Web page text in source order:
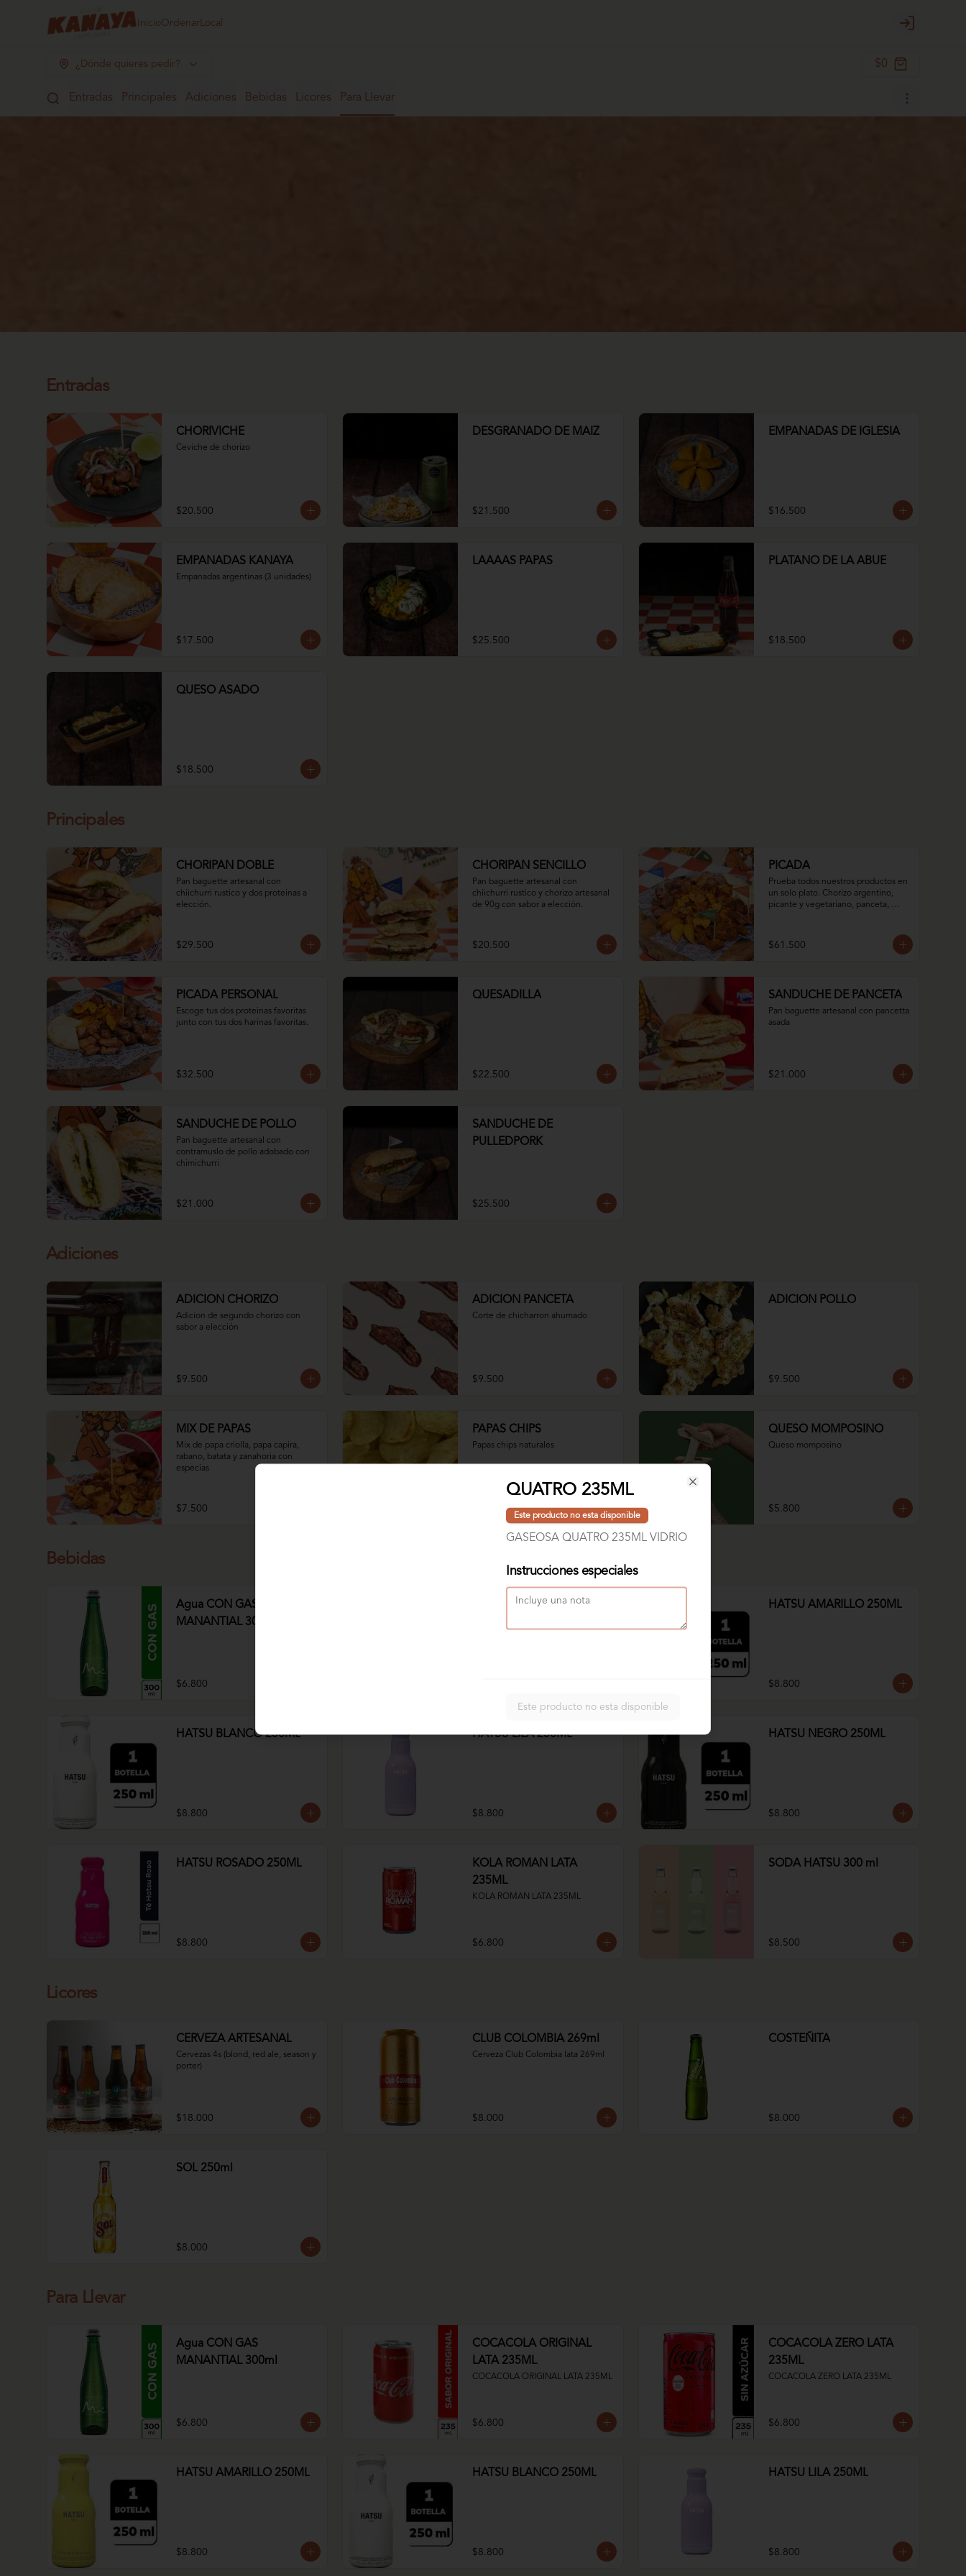
InicioOrdenar Local
Login
¿Dónde quieres pedir? $0
Entradas Principales Adiciones Bebidas Licores Para Llevar
Entradas
CHORIVICHE
Ceviche de chorizo
$20.500
DESGRANADO DE MAIZ
$21.500
EMPANADAS DE IGLESIA
$16.500
EMPANADAS KANAYA
Empanadas argentinas (3 unidades)
$17.500
LAAAAS PAPAS
$25.500
PLATANO DE LA ABUE
$18.500
QUESO ASADO
$18.500
Principales
CHORIPAN DOBLE
Pan baguette artesanal con
chiichurri rustico y dos proteinas a
elección.
$29.500
CHORIPAN SENCILLO
Pan baguette artesanal con
chiichurri rustico y chorizo artesanal
de 90g con sabor a elección.
$20.500
PICADA
Prueba todos nuestros productos en
un solo plato. Chorizo argentino,
picante y vegetariano, panceta,
momposino y nuestro mix de papas.
$61.500
PICADA PERSONAL
Escoge tus dos proteinas favoritas
junto con tus dos harinas favoritas.
$32.500
QUESADILLA
$22.500
SANDUCHE DE PANCETA
Pan baguette artesanal con pancetta
asada
$21.000
SANDUCHE DE POLLO
Pan baguette artesanal con
contramuslo de pollo adobado con
chimichurri
$21.000
SANDUCHE DE
PULLEDPORK
$25.500
Adiciones
ADICION CHORIZO
Adicion de segundo chorizo con
sabor a elección
$9.500
ADICION PANCETA
Corte de chicharron ahumado
$9.500
ADICION POLLO
$9.500
MIX DE PAPAS
Mix de papa criolla, papa capira,
rabano, batata y zanahoria con
especias
$7.500
PAPAS CHIPS
Papas chips naturales
QUESO MOMPOSINO
Queso momposino
$5.800
Bebidas
Agua CON GAS
MANANTIAL 300ml
$6.800
Agua MANANTIAL 300ml HATSU AMARILLO 250ML
$8.800
HATSU BLANCO 250ML
$8.800
HATSU LILA 250ML
$8.800
HATSU NEGRO 250ML
$8.800
HATSU ROSADO 250ML
$8.800
KOLA ROMAN LATA
235ML
KOLA ROMAN LATA 235ML
$6.800
SODA HATSU 300 ml
$8.500
Licores
CERVEZA ARTESANAL
Cervezas 4s (blond, red ale, season y
porter)
$18.000
CLUB COLOMBIA 269ml
Cerveza Club Colombia lata 269ml
$8.000
COSTEÑITA
$8.000
SOL 250ml
$8.000
Para Llevar
Agua CON GAS
MANANTIAL 300ml
$6.800
COCACOLA ORIGINAL
LATA 235ML
COCACOLA ORIGINAL LATA 235ML
$6.800
COCACOLA ZERO LATA
235ML
COCACOLA ZERO LATA 235ML
$6.800
HATSU AMARILLO 250ML
$8.800
HATSU BLANCO 250ML
$8.800
HATSU LILA 250ML
$8.800
QUATRO 235ML
Este producto no esta disponible
GASEOSA QUATRO 235ML VIDRIO
Instrucciones especiales
Este producto no esta disponible